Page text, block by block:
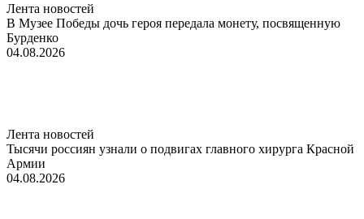
Лента новостей
В Музее Победы дочь героя передала монету, посвященную
Бурденко
04.08.2026
Лента новостей
Тысячи россиян узнали о подвигах главного хирурга Красной
Армии
04.08.2026